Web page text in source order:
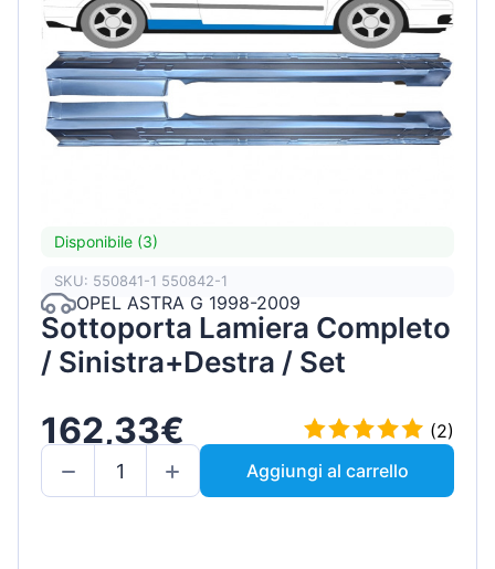
Disponibile (3)
SKU: 550841-1 550842-1
OPEL ASTRA G 1998-2009
Sottoporta Lamiera Completo
/ Sinistra+Destra / Set
162,33€
(2)
Aggiungi al carrello